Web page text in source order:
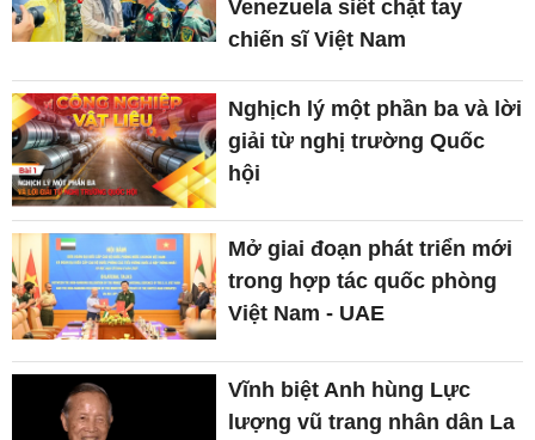
Venezuela siết chặt tay
chiến sĩ Việt Nam
Nghịch lý một phần ba và lời
giải từ nghị trường Quốc
hội
Mở giai đoạn phát triển mới
trong hợp tác quốc phòng
Việt Nam - UAE
Vĩnh biệt Anh hùng Lực
lượng vũ trang nhân dân La